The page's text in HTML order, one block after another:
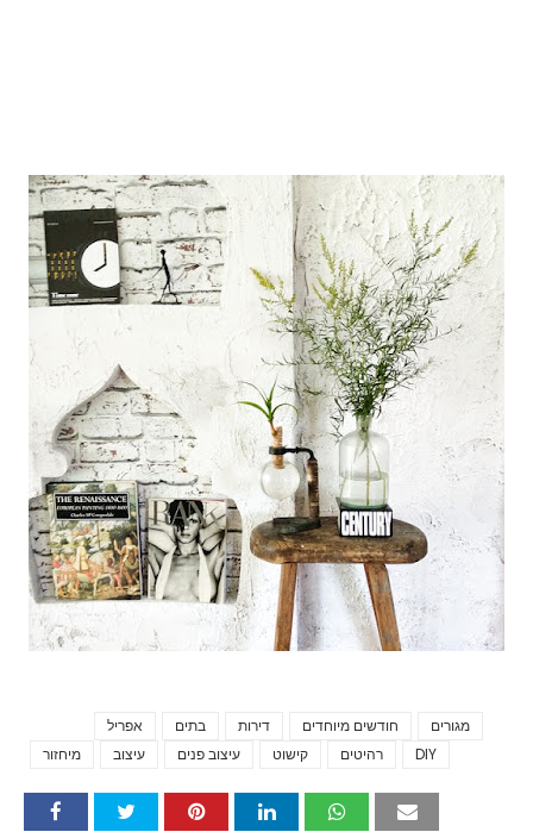
אפריל בתים דירות חודשים מיוחדים
מגורים
מיחזור
עיצוב עיצוב פנים קישוט רהיטים DIY